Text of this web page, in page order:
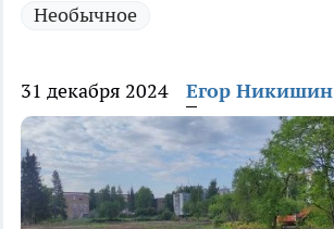
Необычное
31 декабря 2024 Егор Никишин